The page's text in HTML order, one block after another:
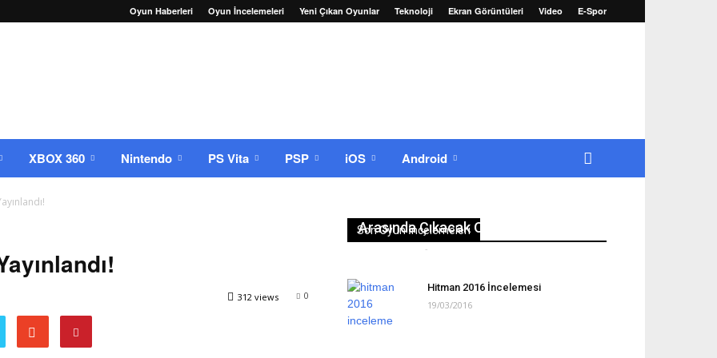
Oyun Haberleri Oyun İncelemeleri Yeni Çıkan Oyunlar Teknoloji Ekran Görüntüleri Video E-Spor
XBOX 360 Nintendo PS Vita PSP iOS Android
0
312 views
Son Oyun İncelemeleri
Arasında Çıkacak Oyunlar
-
Hitman 2016 İncelemesi
19/03/2016